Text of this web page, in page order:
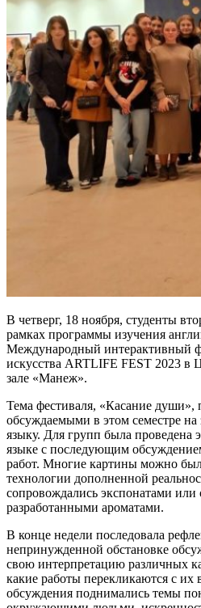
В четверг, 18 ноября, студенты
рамках программы изучения
Международный интерактивный
искусства ARTLIFE FEST 2023 в
зале «Манеж».
Тема фестиваля, «Касание души»,
обсуждаемыми в этом семестре на
языку. Для групп была проведена
языке с последующим
работ. Многие картины можно
технологии дополненной
сопровождались экспонатами или
разработанными ароматами.
В конце недели последовала
непринужденной обстановке
свою интерпретацию различных
какие работы перекликаются с
обсуждения поднимались темы